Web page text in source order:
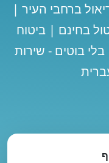
ברחבי העיר |
בחינם | ביטוח
בוטים - שירות